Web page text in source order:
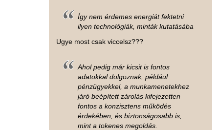
Így nem érdemes energiát fektetni
ilyen technológiák, minták kutatásába
Ugye most csak viccelsz???
Ahol pedig már kicsit is fontos
adatokkal dolgoznak, például
pénzügyekkel, a munkamenetekhez
járó beépített zárolás kifejezetten
fontos a konzisztens működés
érdekében, és biztonságosabb is,
mint a tokenes megoldás.